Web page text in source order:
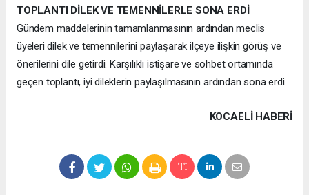
TOPLANTI DİLEK VE TEMENNİLERLE SONA ERDİ
Gündem maddelerinin tamamlanmasının ardından meclis
üyeleri dilek ve temennilerini paylaşarak ilçeye ilişkin görüş ve
önerilerini dile getirdi. Karşılıklı istişare ve sohbet ortamında
geçen toplantı, iyi dileklerin paylaşılmasının ardından sona erdi.
KOCAELI HABERİ